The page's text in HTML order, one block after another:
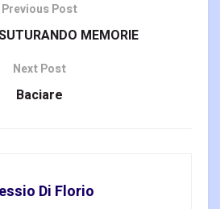
Previous Post
MEMORIE
Next Post
Baciare
Di Florio